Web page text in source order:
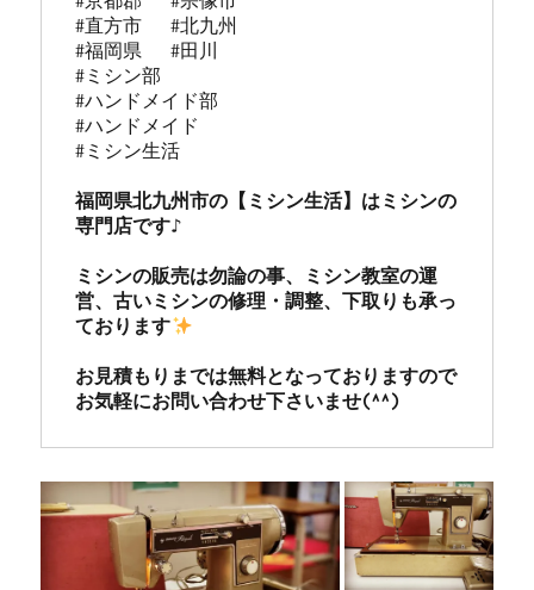
#直方市   #北九州
#福岡県   #田川
#ミシン部
#ハンドメイド部
#ハンドメイド
#ミシン生活
福岡県北九州市の【ミシン生活】はミシンの
専門店です♪
ミシンの販売は勿論の事、ミシン教室の運
営、古いミシンの修理・調整、下取りも承っ
ております
お見積もりまでは無料となっておりますので
お気軽にお問い合わせ下さいませ(^^)